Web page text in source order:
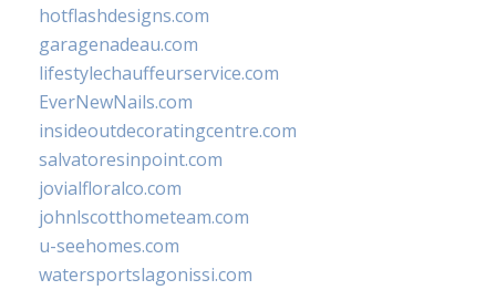
hotflashdesigns.com
garagenadeau.com
lifestylechauffeurservice.com
EverNewNails.com
insideoutdecoratingcentre.com
salvatoresinpoint.com
jovialfloralco.com
johnlscotthometeam.com
u-seehomes.com
watersportslagonissi.com